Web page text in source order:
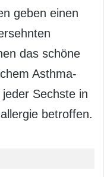
geben einen
das schöne
Asthma-
Sechste in
betroffen.